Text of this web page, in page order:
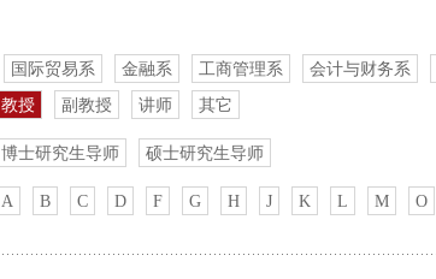
国际贸易系 金融系 工商管理系 会计与财务系
教授 副教授 讲师 其它
博士研究生导师 硕士研究生导师
A B C D F G H J K L M O